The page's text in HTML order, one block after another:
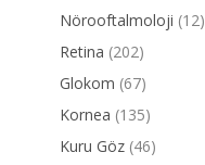
Nörooftalmoloji (12)
Retina (202)
Glokom (67)
Kornea (135)
Kuru Göz (46)